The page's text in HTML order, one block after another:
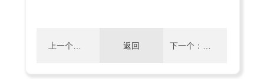
上一个： 返回 下一个：